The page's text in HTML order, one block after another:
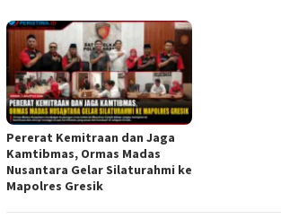
Pererat Kemitraan dan Jaga
Kamtibmas, Ormas Madas
Nusantara Gelar Silaturahmi ke
Mapolres Gresik